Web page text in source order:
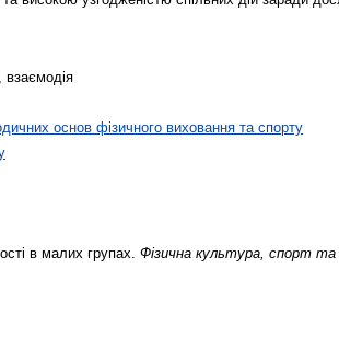
взаємодія
основ фізичного виховання та спорту
в малих групах. Фізична культура, спорт та